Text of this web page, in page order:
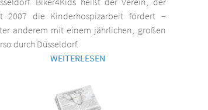
2007 die Kinderhospizarbeit fördert –
anderem mit einem jährlichen, großen
durch Düsseldorf.
WEITERLESEN